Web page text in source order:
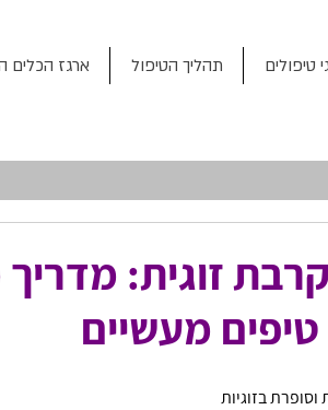
טיפולים תהליך הטיפול ארגז הכלים
זוגית: מדריך
בזוגיות